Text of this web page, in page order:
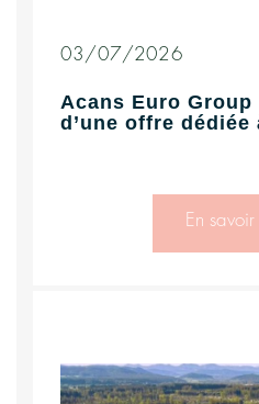
03/07/2026
Acans Euro Group
d’une offre
En